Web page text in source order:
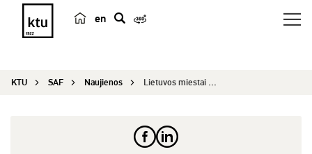
en
e
KTU SAF Naujienos Lietuvos miestai per šimtmetį: nuo tarpukario au...